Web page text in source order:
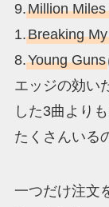
9.Million Miles
1.Breaking
8.Young Guns
エッジの効い
した3曲より
たくさんいる
一つだけ注文